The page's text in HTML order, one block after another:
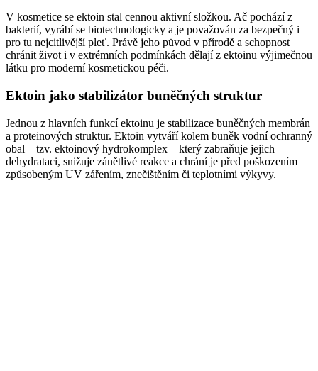
V kosmetice se ektoin stal cennou aktivní složkou. Ač pochází z
bakterií, vyrábí se biotechnologicky a je považován za bezpečný i
pro tu nejcitlivější pleť. Právě jeho původ v přírodě a schopnost
chránit život i v extrémních podmínkách dělají z ektoinu výjimečnou
látku pro moderní kosmetickou péči.
Ektoin jako stabilizátor buněčných struktur
Jednou z hlavních funkcí ektoinu je stabilizace buněčných membrán
a proteinových struktur. Ektoin vytváří kolem buněk vodní ochranný
obal – tzv. ektoinový hydrokomplex – který zabraňuje jejich
dehydrataci, snižuje zánětlivé reakce a chrání je před poškozením
způsobeným UV zářením, znečištěním či teplotními výkyvy.